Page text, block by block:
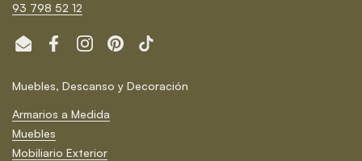
93 798 52 12
Email FacebookInstagramPinterestTikTok
Muebles, Descanso y Decoración
Armarios a Medida
Muebles
Mobiliario Exterior